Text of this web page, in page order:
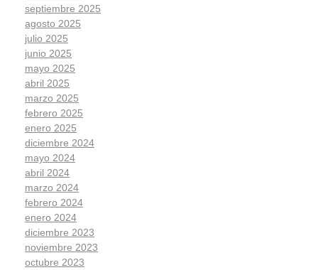
septiembre 2025
agosto 2025
julio 2025
junio 2025
mayo 2025
abril 2025
marzo 2025
febrero 2025
enero 2025
diciembre 2024
mayo 2024
abril 2024
marzo 2024
febrero 2024
enero 2024
diciembre 2023
noviembre 2023
octubre 2023